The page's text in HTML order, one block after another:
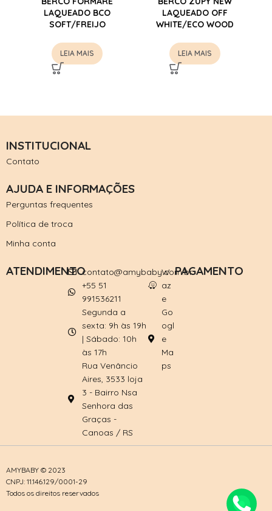
LAQUEADO BCO
SOFT/FREIJO
LEIA MAIS
LAQUEADO OFF
WHITE/ECO WOOD
LEIA MAIS
INSTITUCIONAL
Contato
AJUDA E INFORMAÇÕES
Perguntas frequentes
Política de troca
Minha conta
ATENDIMENTOcontato@amybaby.com.br
+55 51
991536211
Segunda a
sexta: 9h às 19h
| Sábado: 10h
às 17h
Rua Venâncio
Aires, 3533 loja
3 - Bairro Nsa
Senhora das
Graças -
Canoas / RS
W
az
e
Go
ogl
e
Ma
ps
PAGAMENTO
AMYBABY © 2023
CNPJ: 11.146.129/0001-29
Todos os direitos reservados